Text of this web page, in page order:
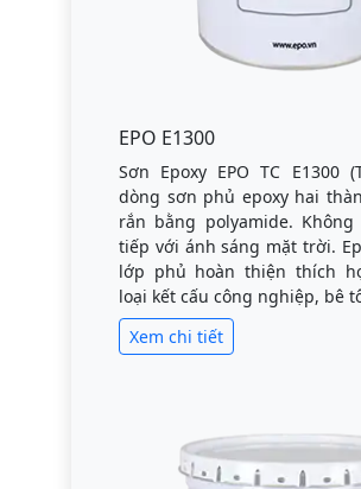
EPO E1300
Sơn Epoxy EPO TC E1300
dòng sơn phủ epoxy hai
rắn bằng polyamide.
tiếp với ánh sáng mặt trời.
lớp phủ hoàn thiện thích
loại kết cấu công nghiệp, bê
Xem chi tiết